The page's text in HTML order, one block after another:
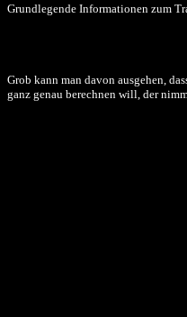
Grundlegende Informationen zum
Grob kann man davon ausgehen,
ganz genau berechnen will, der